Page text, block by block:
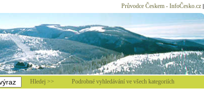
Průvodce Českem - InfoČesko.cz|
Hledej >> Podrobné vyhledávání ve všech kategoriích